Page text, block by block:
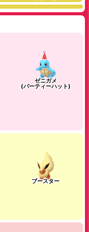
ゼニガメ
(パーティーハット)
ブースター